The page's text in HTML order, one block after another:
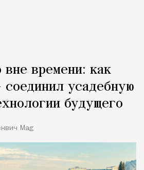
вне времени: как
соединил усадебную
будущего
Mag